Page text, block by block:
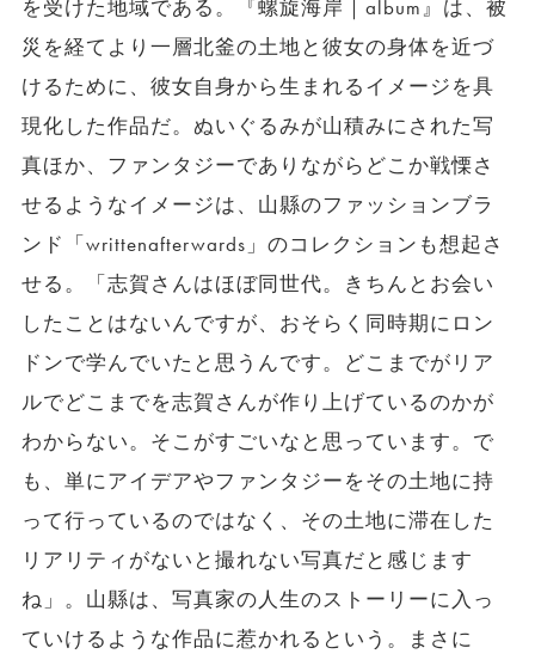
を受けた地域である。『螺旋海岸｜album』は、被
災を経てより一層北釜の土地と彼女の身体を近づ
けるために、彼女自身から生まれるイメージを具
現化した作品だ。ぬいぐるみが山積みにされた写
真ほか、ファンタジーでありながらどこか戦慄さ
せるようなイメージは、山縣のファッションブラ
ンド「writtenafterwards」のコレクションも想起さ
せる。「志賀さんはほぼ同世代。きちんとお会い
したことはないんですが、おそらく同時期にロン
ドンで学んでいたと思うんです。どこまでがリア
ルでどこまでを志賀さんが作り上げているのかが
わからない。そこがすごいなと思っています。で
も、単にアイデアやファンタジーをその土地に持
って行っているのではなく、その土地に滞在した
リアリティがないと撮れない写真だと感じます
ね」。山縣は、写真家の人生のストーリーに入っ
ていけるような作品に惹かれるという。まさに